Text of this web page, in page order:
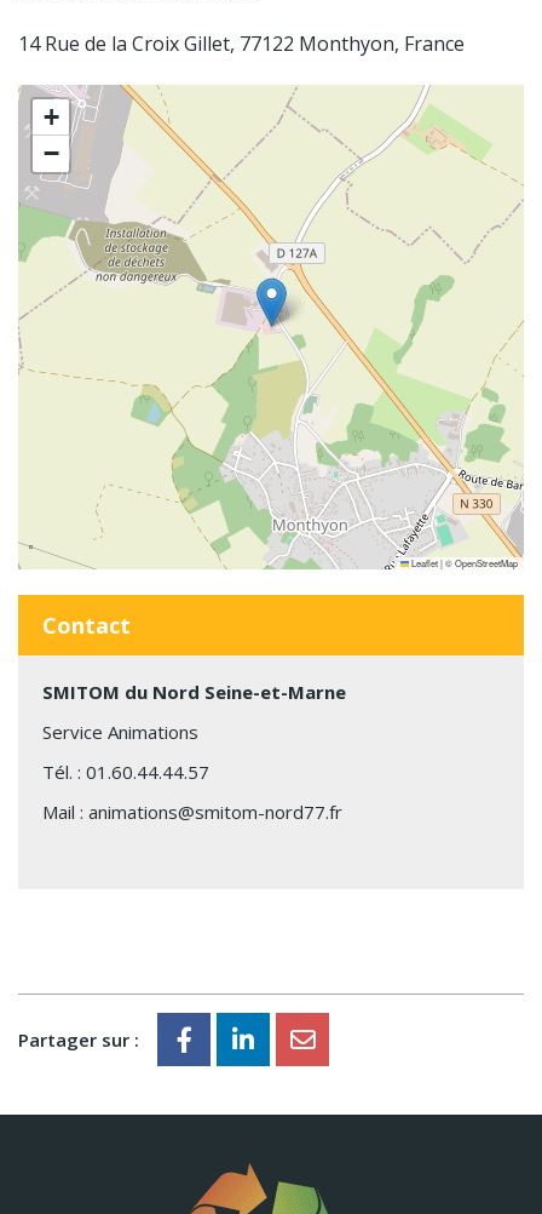
14 Rue de la Croix Gillet, 77122 Monthyon, France
+
−
Leaflet|©OpenStreetMap
Contact
SMITOM du Nord Seine-et-Marne
Service Animations
Tél. : 01.60.44.44.57
Mail : animations@smitom-nord77.fr
Partager sur :